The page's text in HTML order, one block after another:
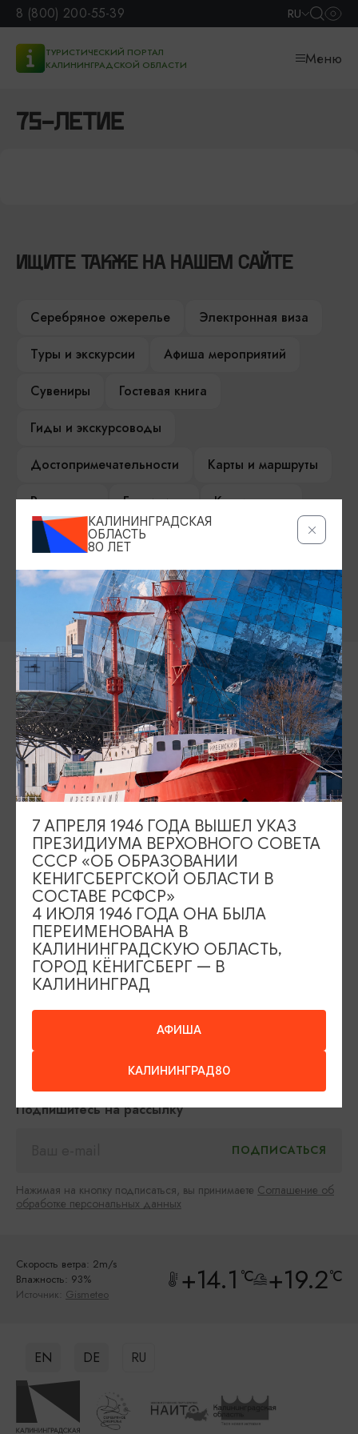
8 (800) 200-55-39 RU
ТУРИСТИЧЕСКИЙ ПОРТАЛ
КАЛИНИНГРАДСКОЙ ОБЛАСТИ
Меню
75-ЛЕТИЕ
ИЩИТЕ ТАКЖЕ НА НАШЕМ САЙТЕ
Серебряное ожерелье
Электронная виза
Туры и экскурсии
Афиша мероприятий
Сувениры
Гостевая книга
Гиды и экскурсоводы
Достопримечательности
Карты и маршруты
Рестораны
Гостиницы
Как доехать
Компас Балтийской кухни
Настоящий Калининградец
Музеи
Контакты Туристского
информационного центра
Площадь Победы, 1Закрыто
ул. Октябрьская, 2/3Закрыто
+7 (4012) 555-200
8 (800) 200-55-39
info@visit-kaliningrad.ru
События
Где поесть
Чем заняться
О путешествии в КО
Туристический центр
Подпишитесь на рассылку
Нажимая на кнопку подписаться, вы принимаете Соглашение об
обработке персональных данных
Скорость ветра: 2m/s
Влажность: 93%
Источник: Gismeteo +14.1 °C +19.2°C
EN DE RU
КАЛИНИНГРАДСКАЯ
ОБЛАСТЬ
80 ЛЕТ
АФИША
КАЛИНИНГРАД80
7 АПРЕЛЯ 1946 ГОДА ВЫШЕЛ УКАЗ
ПРЕЗИДИУМА ВЕРХОВНОГО СОВЕТА
СССР «ОБ ОБРАЗОВАНИИ
КЕНИГСБЕРГСКОЙ ОБЛАСТИ В
СОСТАВЕ РСФСР»
4 ИЮЛЯ 1946 ГОДА ОНА БЫЛА
ПЕРЕИМЕНОВАНА В
КАЛИНИНГРАДСКУЮ ОБЛАСТЬ,
ГОРОД КЁНИГСБЕРГ — В
КАЛИНИНГРАД